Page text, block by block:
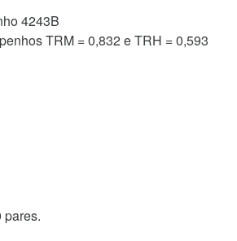
4243B
TRM = 0,832 e TRH = 0,593
pares.